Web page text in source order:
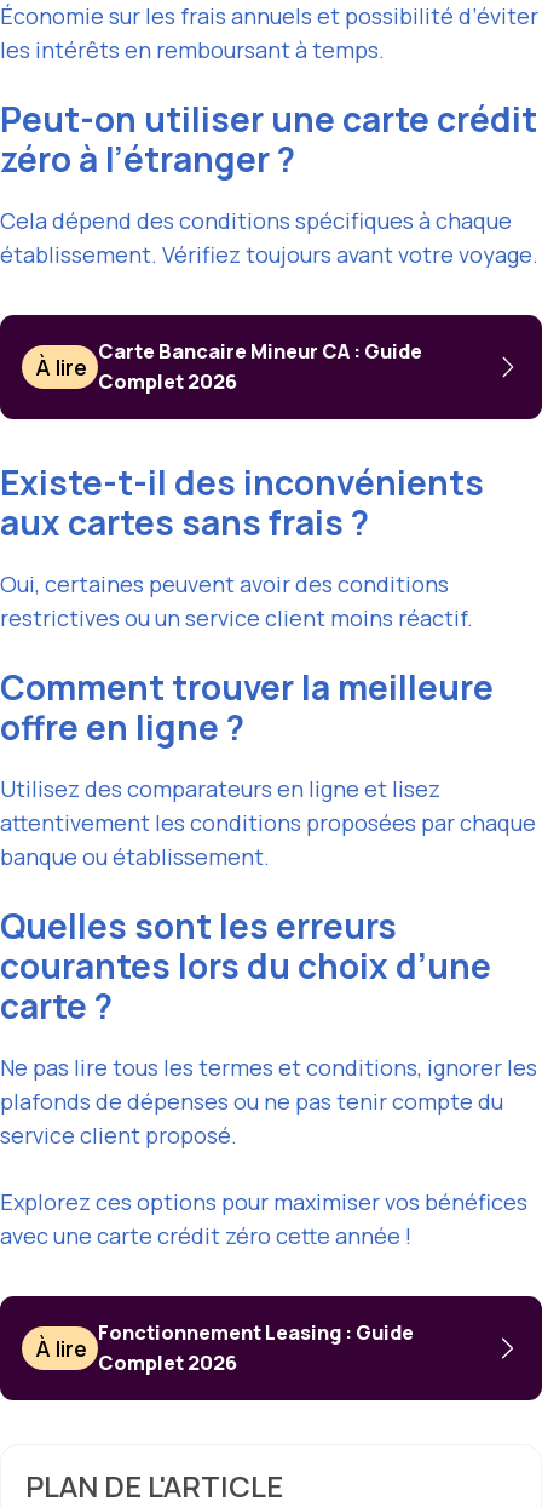
Économie sur les frais annuels et possibilité d’éviter
les intérêts en remboursant à temps.
Peut-on utiliser une carte crédit
zéro à l’étranger ?
Cela dépend des conditions spécifiques à chaque
établissement. Vérifiez toujours avant votre voyage.
À lire
Carte Bancaire Mineur CA : Guide
Complet 2026
Existe-t-il des inconvénients
aux cartes sans frais ?
Oui, certaines peuvent avoir des conditions
restrictives ou un service client moins réactif.
Comment trouver la meilleure
offre en ligne ?
Utilisez des comparateurs en ligne et lisez
attentivement les conditions proposées par chaque
banque ou établissement.
Quelles sont les erreurs
courantes lors du choix d’une
carte ?
Ne pas lire tous les termes et conditions, ignorer les
plafonds de dépenses ou ne pas tenir compte du
service client proposé.
Explorez ces options pour maximiser vos bénéfices
avec une carte crédit zéro cette année !
À lire
Fonctionnement Leasing : Guide
Complet 2026
PLAN DE L'ARTICLE